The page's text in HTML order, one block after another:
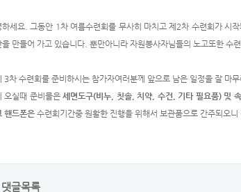
하세요. 그동안 1차 여름수련회를 무사히 마치고 제2차 수련회가 시
을 만들어 가고 있습니다. 뿐만아니라 자원봉사자님들의 노고또한 수
3차 수련회를 준비하시는 참가자여러분께 앞으로 남은 일정을 잘 마
오실때 준비물은세면도구(비누, 칫솔, 치약, 수건, 기타 필요품) 및
핸드폰은 수련회기간중 원활한 진행을 위해서 보관품으로 간주되오
댓글목록